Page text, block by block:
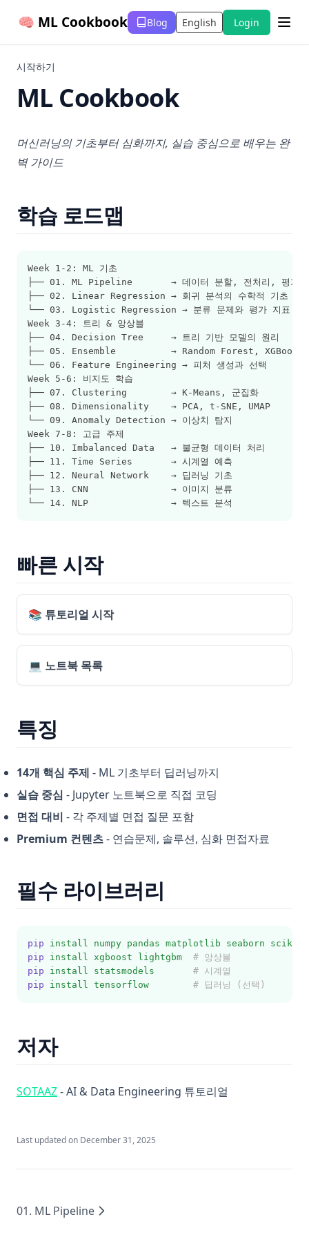
🧠 ML Cookbook Blog
(opens in a new tab)
English Login
시작하기
ML Cookbook
머신러닝의 기초부터 심화까지, 실습 중심으로 배우는 완
벽 가이드
학습 로드맵
Week 1-2: ML 기초
├── 01. ML Pipeline       → 데이터 분할, 전처리, 평가의
├── 02. Linear Regression → 회귀 분석의 수학적 기초
└── 03. Logistic Regression → 분류 문제와 평가 지표
Week 3-4: 트리 & 앙상블
├── 04. Decision Tree     → 트리 기반 모델의 원리
├── 05. Ensemble          → Random Forest, XGBoost
└── 06. Feature Engineering → 피처 생성과 선택
Week 5-6: 비지도 학습
├── 07. Clustering        → K-Means, 군집화
├── 08. Dimensionality    → PCA, t-SNE, UMAP
└── 09. Anomaly Detection → 이상치 탐지
Week 7-8: 고급 주제
├── 10. Imbalanced Data   → 불균형 데이터 처리
├── 11. Time Series       → 시계열 예측
├── 12. Neural Network    → 딥러닝 기초
├── 13. CNN               → 이미지 분류
└── 14. NLP               → 텍스트 분석
빠른 시작
📚 튜토리얼 시작
💻 노트북 목록
특징
14개 핵심 주제 - ML 기초부터 딥러닝까지
실습 중심 - Jupyter 노트북으로 직접 코딩
면접 대비 - 각 주제별 면접 질문 포함
Premium 컨텐츠- 연습문제, 솔루션, 심화 면접자료
필수 라이브러리
pip install numpy pandas matplotlib seaborn
scikit-
pip
install xgboost lightgbm
# 앙상블
pip
install statsmodels
# 시계열
pip
install tensorflow # 딥러닝 (선택)
저자
SOTAAZ(opens in a new tab)
- AI & Data Engineering 튜토리얼
Last updated on December 31, 2025
01. ML Pipeline